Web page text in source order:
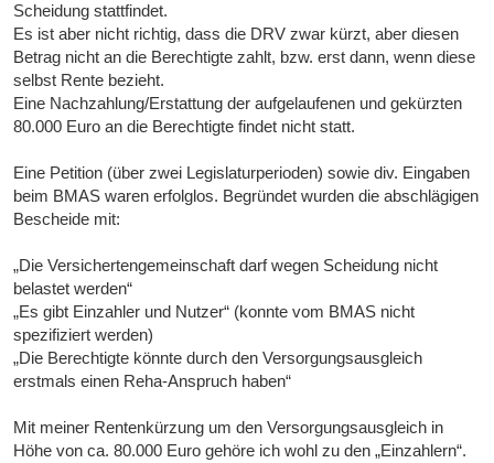
Scheidung stattfindet.
Es ist aber nicht richtig, dass die DRV zwar kürzt, aber diesen
Betrag nicht an die Berechtigte zahlt, bzw. erst dann, wenn diese
selbst Rente bezieht.
Eine Nachzahlung/Erstattung der aufgelaufenen und gekürzten
80.000 Euro an die Berechtigte findet nicht statt.
Eine Petition (über zwei Legislaturperioden) sowie div. Eingaben
beim BMAS waren erfolglos. Begründet wurden die abschlägigen
Bescheide mit:
„Die Versichertengemeinschaft darf wegen Scheidung nicht
belastet werden“
„Es gibt Einzahler und Nutzer“ (konnte vom BMAS nicht
spezifiziert werden)
„Die Berechtigte könnte durch den Versorgungsausgleich
erstmals einen Reha-Anspruch haben“
Mit meiner Rentenkürzung um den Versorgungsausgleich in
Höhe von ca. 80.000 Euro gehöre ich wohl zu den „Einzahlern“.